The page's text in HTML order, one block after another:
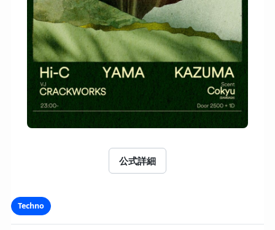
公式詳細
Techno